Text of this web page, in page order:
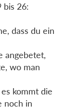
bis 26:
dass du ein
angebetet,
wo man
kommt die
noch in